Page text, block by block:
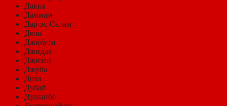
Дакка
Даммам
Дар-эс-Салам
Дели
Джибути
Джидда
Джизан
Джуба
Доха
Дубай
Душанбе